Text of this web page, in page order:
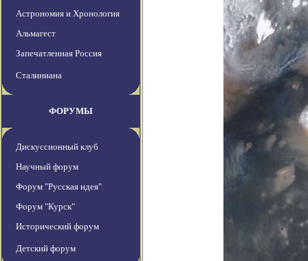
Астрономия и Хронология
Альмагест
Запечатленная Россия
Сталиниана
ФОРУМЫ
Дискуссионный клуб
Научный форум
Форум "Русская идея"
Форум "Курск"
Исторический форум
Детский форум